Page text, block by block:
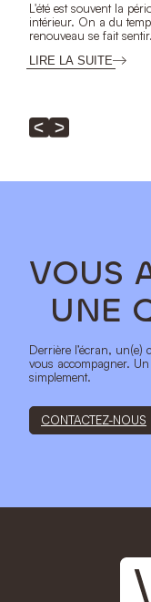
L'été est souvent la
intérieur. On a du
renouveau se fait sentir.
LIRE LA SUITE
VOUS
UNE
Derrière l’écran, un(e)
vous accompagner.
simplement.
CONTACTEZ-NOUS